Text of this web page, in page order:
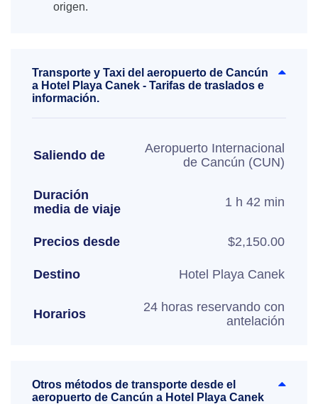
origen.
Transporte y Taxi del aeropuerto de Cancún
a Hotel Playa Canek - Tarifas de traslados e
información.
Saliendo de
Aeropuerto Internacional
de Cancún (CUN)
Duración
media de viaje
1 h 42 min
Precios desde $2,150.00
Destino Hotel Playa Canek
Horarios
24 horas reservando con
antelación
Otros métodos de transporte desde el
aeropuerto de Cancún a Hotel Playa Canek